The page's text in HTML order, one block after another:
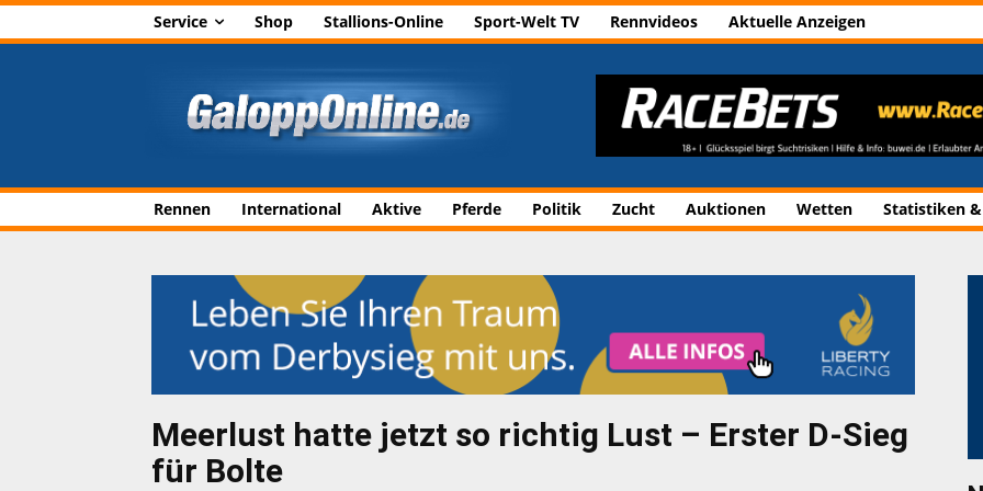
Service Shop Stallions-Online Sport-Welt TV Rennvideos Aktuelle Anzeigen
Rennen International Aktive Pferde Politik Zucht Auktionen Wetten Statistiken
Meerlust hatte jetzt so richtig Lust – Erster D-Sieg
für Bolte